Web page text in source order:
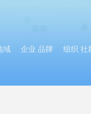
域 企业 品牌 组织 社